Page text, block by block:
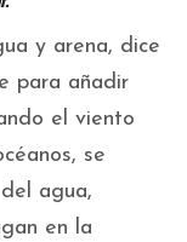
y arena, dice
para añadir
el viento
se
agua,
en la